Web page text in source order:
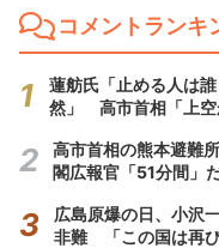
コメントランキ
蓮舫氏「止める人は
然」 高市首相「上空
高市首相の熊本避難
閣広報官「51分間」
広島原爆の日、小沢
非難 「この国は再び